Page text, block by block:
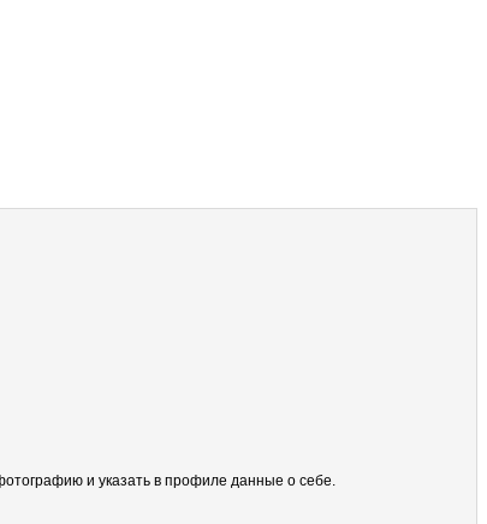
и указать в профиле данные о себе.